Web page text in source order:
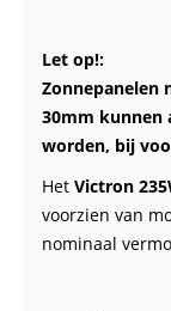
Let op!:
Zonnepanelen
30mm kunnen
worden, bij
Het Victron
voorzien van
nominaal